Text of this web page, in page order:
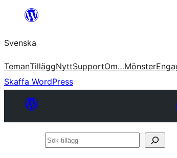
Hoppa
innehåll
Svenska
TemanTilläggNyttSupportOm…Mönster
Skaffa WordPress
Sök